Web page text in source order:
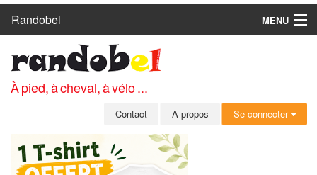
Randobel
MENU
CIRCUITS
CLUBS
MEMBRES
À pied, à cheval, à vélo ...
Contact A propos Se connecter